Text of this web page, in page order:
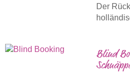
Der
Blind